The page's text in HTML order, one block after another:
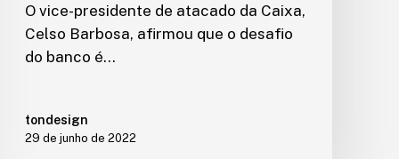
O vice-presidente de atacado da Caixa,
Celso Barbosa, afirmou que o desafio
do banco é…
tondesign
29 de junho de 2022